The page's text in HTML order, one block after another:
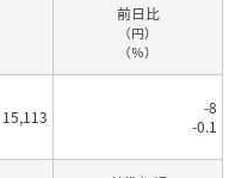
前日比
（円）
（％）
15,113
-8
-0.1